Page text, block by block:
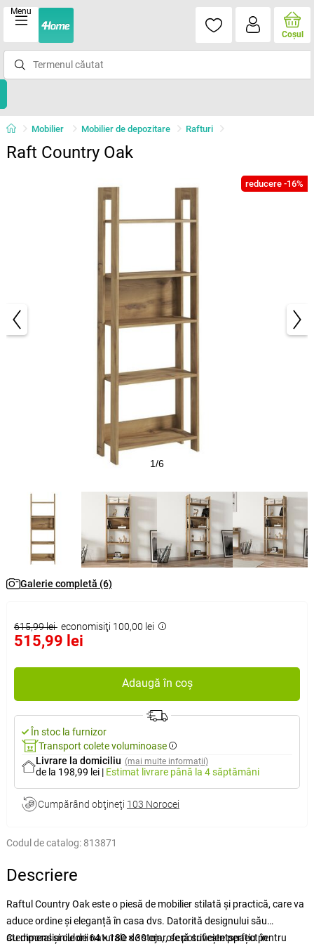
Menu
Coşul
Mobilier Mobilier de depozitare Rafturi
Raft Country Oak
reducere -16%
1/6
Galerie completă (6)
615,99 lei economisiţi 100,00 lei
515,99 lei
Adaugă în coș
În stoc la furnizor
Transport colete voluminoase
Livrare la domiciliu (mai multe informații)
de la 198,99 lei | Estimat livrare până la 4 săptămâni
Cumpărând obţineţi 103 Norocei
Codul de catalog: 813871
Descriere
Raftul Country Oak este o piesă de mobilier stilată și practică, care va
aduce ordine și eleganță în casa dvs. Datorită designului său
atemporal și culorii naturale de stejar, se potrivește perfect în
Cu dimensiunile de 64 × 180 × 30 cm, oferă suficientspațiu pentru